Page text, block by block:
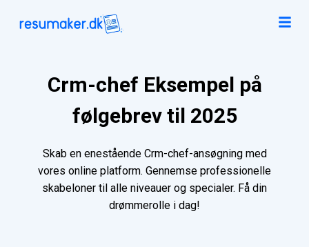
Crm-chef Eksempel på
følgebrev til 2025
Skab en enestående Crm-chef-ansøgning med
vores online platform. Gennemse professionelle
skabeloner til alle niveauer og specialer. Få din
drømmerolle i dag!